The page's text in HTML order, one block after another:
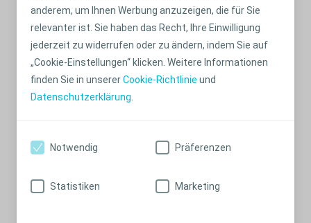
anderem, um Ihnen Werbung anzuzeigen, die für Sie
relevanter ist. Sie haben das Recht, Ihre Einwilligung
jederzeit zu widerrufen oder zu ändern, indem Sie auf
„Cookie-Einstellungen“ klicken. Weitere Informationen
finden Sie in unsererCookie-Richtlinie und
Datenschutzerklärung
Notwendig Präferenzen
Statistiken Marketing
Vermeiden Sie Schwierigkeiten bei der Sicherheitskontrolle
und legen Sie Ihren Hilfsmittel-Pass vor. Hier können Sie
ihn herunterladen.